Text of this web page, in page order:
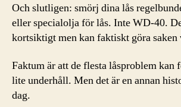
Och slutligen: smörj dina lås
eller specialolja för lås. Inte WD-40.
kortsiktigt men kan faktiskt göra saken
Faktum är att de flesta låsproblem kan
lite underhåll. Men det är en annan
dag.